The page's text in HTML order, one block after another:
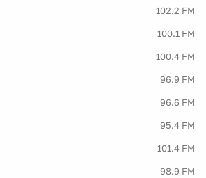
102.2 FM
100.1 FM
100.4 FM
96.9 FM
96.6 FM
95.4 FM
101.4 FM
98.9 FM